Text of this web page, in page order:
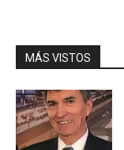
MÁS VISTOS